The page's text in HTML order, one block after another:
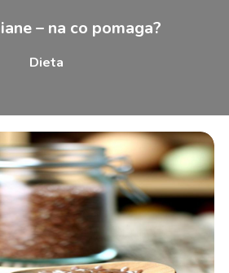
– na co pomaga?
Dieta